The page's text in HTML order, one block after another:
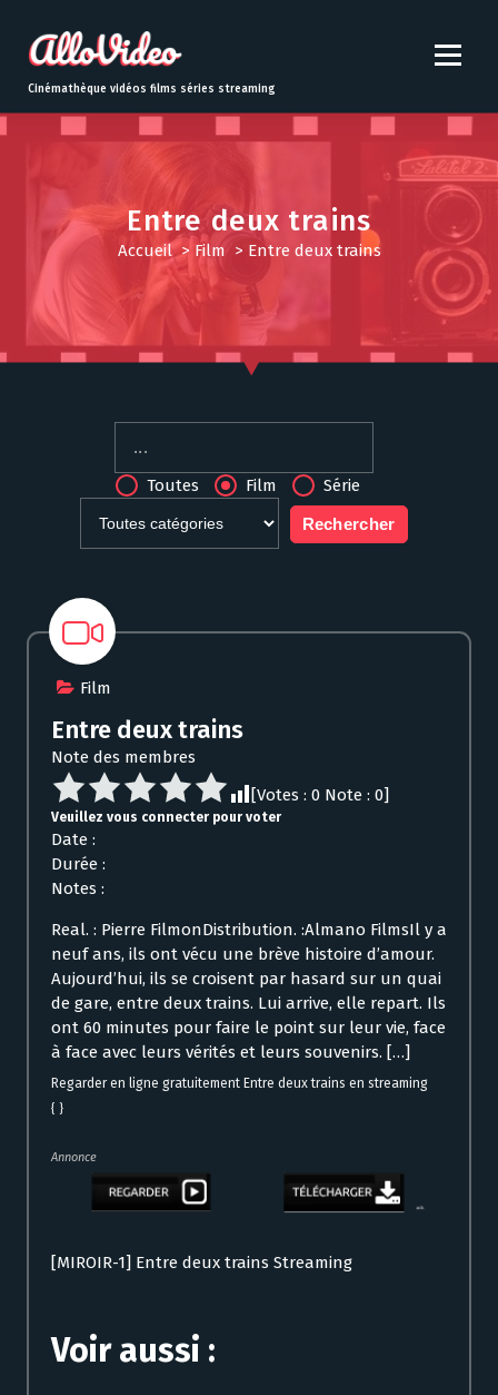
t
o
Cinémathèque vidéos films séries streaming
Entre deux trains
Accueil> Film> Entre deux trains
Toutes Film Série
Film
Entre deux trains
Note des membres
[Votes : 0 Note : 0]
Veuillez vous connecter pour voter
Date :
Durée :
Notes :
Real. : Pierre FilmonDistribution. :Almano FilmsIl y a
neuf ans, ils ont vécu une brève histoire d’amour.
Aujourd’hui, ils se croisent par hasard sur un quai
de gare, entre deux trains. Lui arrive, elle repart. Ils
ont 60 minutes pour faire le point sur leur vie, face
à face avec leurs vérités et leurs souvenirs. […]
Regarder en ligne gratuitement Entre deux trains en streaming
{ }
Annonce
[MIROIR-1] Entre deux trains Streaming
Voir aussi :